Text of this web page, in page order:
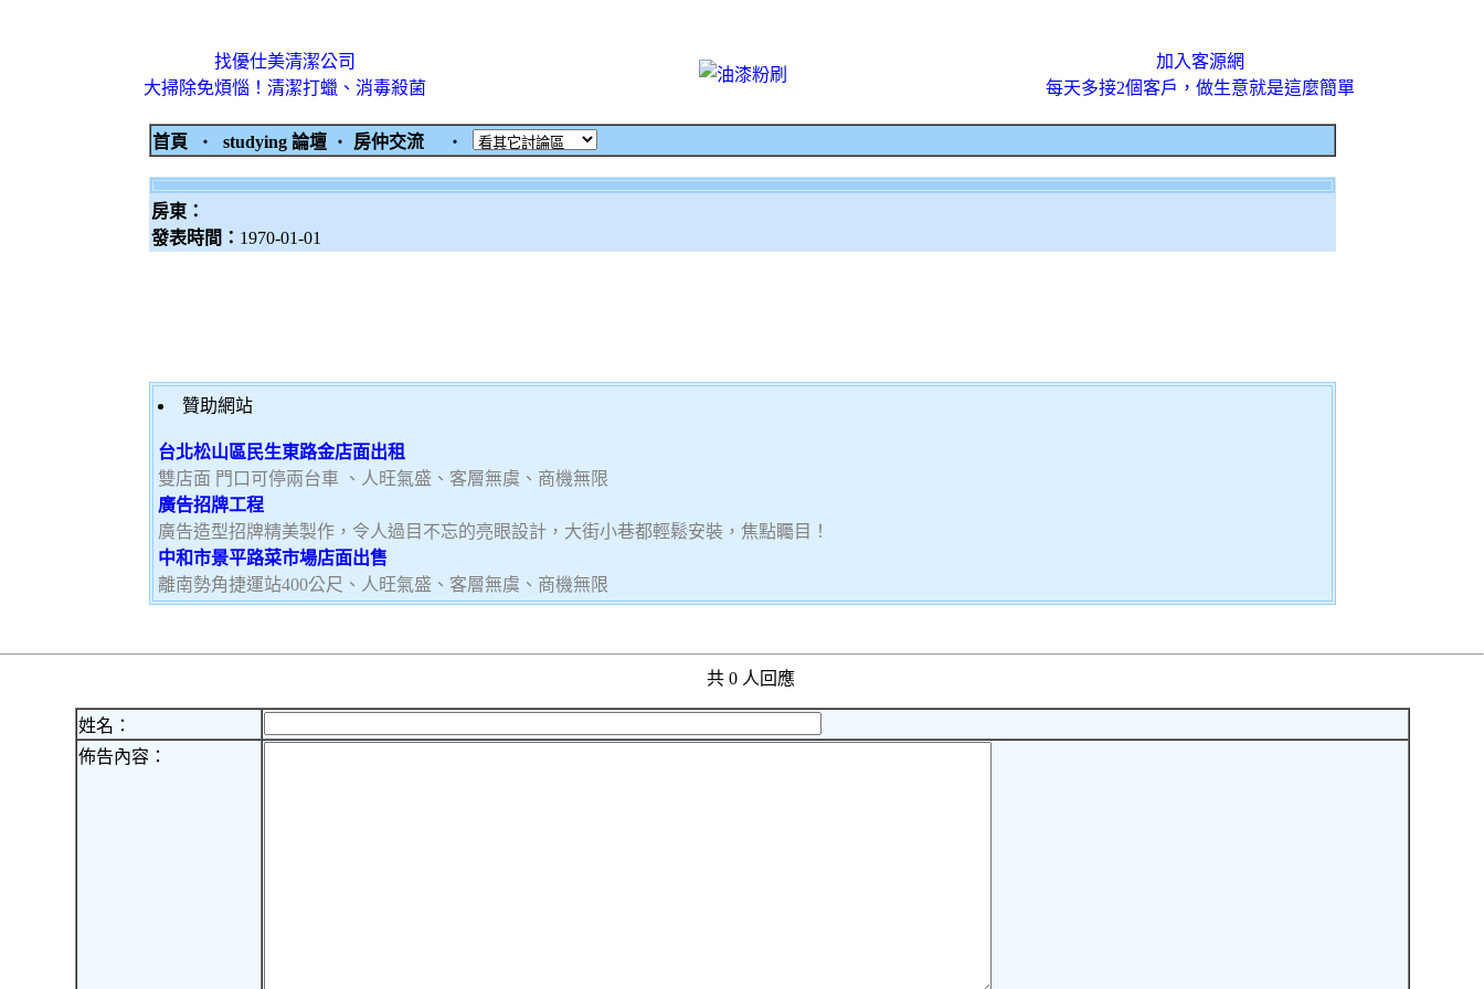
找優仕美清潔公司
大掃除免煩惱！清潔打蠟、消毒殺菌
加入客源網
每天多接2個客戶，做生意就是這麼簡單
首頁 ‧ studying 論壇 ‧ 房仲交流 ‧
房東：
發表時間： 1970-01-01
贊助網站
台北松山區民生東路金店面出租
雙店面 門口可停兩台車 、人旺氣盛、客層無虞、商機無限
廣告招牌工程
廣告造型招牌精美製作，令人過目不忘的亮眼設計，大街小巷都輕鬆安裝，焦點矚目！
中和市景平路菜市場店面出售
離南勢角捷運站400公尺、人旺氣盛、客層無虞、商機無限
共 0 人回應
姓名：
佈告內容：